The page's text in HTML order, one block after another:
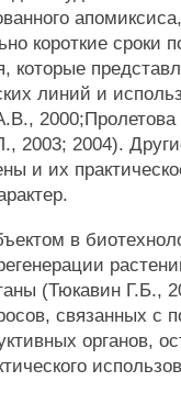
короткие сроки
которые
линий и
2003; 2004).
и их
в
(Тюкавин Г.Б.,
связанных с
органов,